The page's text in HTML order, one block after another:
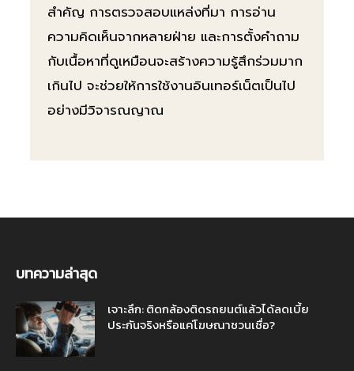
สำคัญ การตรวจสอบแหล่งที่มา การอ่าน
ความคิดเห็นจากหลายฝ่าย และการตั้งคำถาม
กับเนื้อหาที่ดูเหมือนจะสร้างความรู้สึกร่วมมาก
เกินไป จะช่วยให้การใช้งานอินเทอร์เน็ตเป็นไป
อย่างมีวิจารณญาณ
บทความล่าสุด
เจาะลึก: ติดกล้องติดรถยนต์แล้วได้ลดเบี้ย
ประกันจริงหรือแค่โฆษณาชวนเชื่อ?